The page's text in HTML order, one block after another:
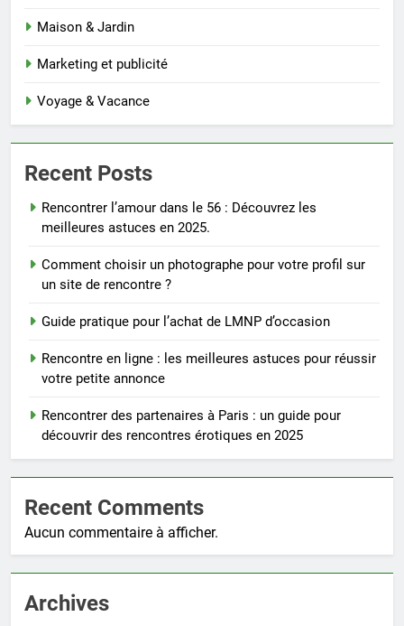
Maison & Jardin
Marketing et publicité
Voyage & Vacance
Recent Posts
Rencontrer l’amour dans le 56 : Découvrez les
meilleures astuces en 2025.
Comment choisir un photographe pour votre profil sur
un site de rencontre ?
Guide pratique pour l’achat de LMNP d’occasion
Rencontre en ligne : les meilleures astuces pour réussir
votre petite annonce
Rencontrer des partenaires à Paris : un guide pour
découvrir des rencontres érotiques en 2025
Recent Comments
Aucun commentaire à afficher.
Archives